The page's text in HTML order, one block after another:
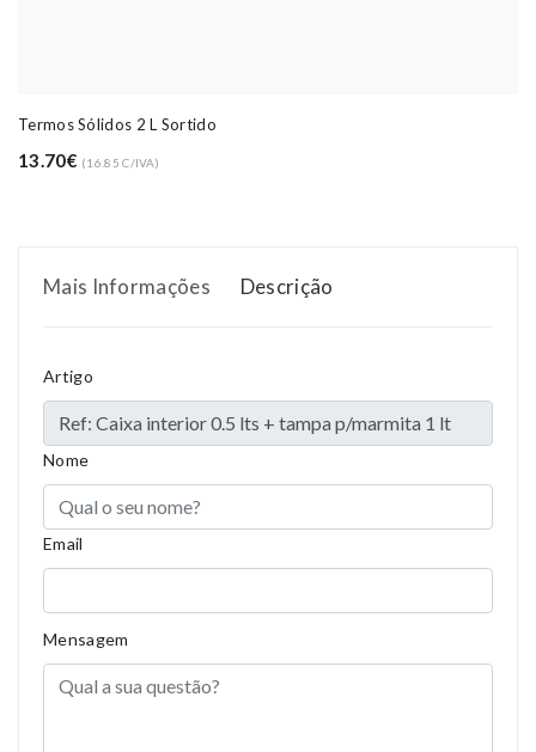
Termos Sólidos 2 L Sortido
13.70€ (16.85 C/IVA)
Mais Informações Descrição
Artigo
Nome
Email
Mensagem